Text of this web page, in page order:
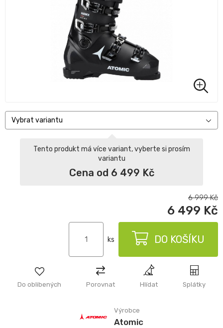
Výrobce
Atomic
Do oblibených Porovnat Hlídat Splátky
Vybrat variantu
Tento produkt má více variant, vyberte si prosím
variantu
Cena od 6 499 Kč
6 999Kč
6 499 Kč
ks DO KOŠÍKU